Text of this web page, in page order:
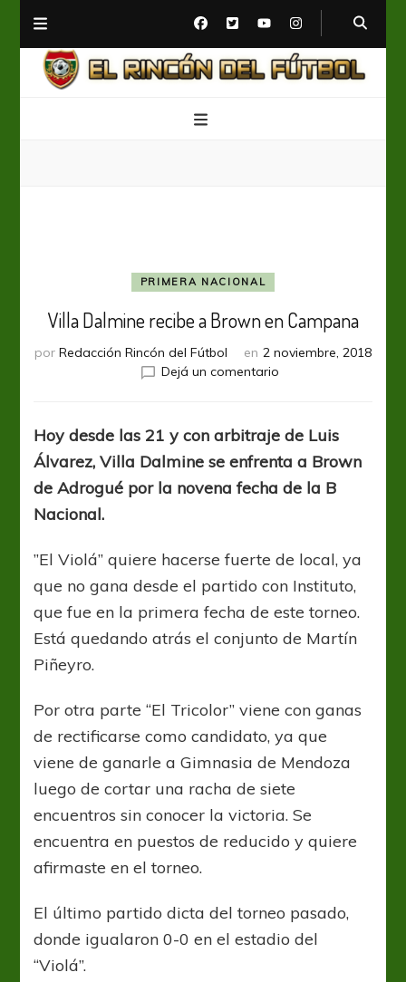
PRIMERA NACIONAL
Villa Dalmine recibe a Brown en Campana
por Redacción Rincón del Fútbol en 2 noviembre, 2018
Dejá un comentarioen
recibe
a
Brown
en
Hoy desde las 21 y con arbitraje de Luis
Álvarez, Villa Dalmine se enfrenta a Brown
de Adrogué por la novena fecha de la B
Nacional.
”El Violá” quiere hacerse fuerte de local, ya
que no gana desde el partido con Instituto,
que fue en la primera fecha de este torneo.
Está quedando atrás el conjunto de Martín
Piñeyro.
Por otra parte “El Tricolor” viene con ganas
de rectificarse como candidato, ya que
viene de ganarle a Gimnasia de Mendoza
luego de cortar una racha de siete
encuentros sin conocer la victoria. Se
encuentra en puestos de reducido y quiere
afirmaste en el torneo.
El último partido dicta del torneo pasado,
donde igualaron 0-0 en el estadio del
“Violá”.